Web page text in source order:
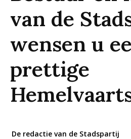
van de
wensen u
prettige
De redactie van de Stadspartij